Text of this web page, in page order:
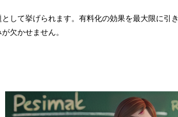
として挙げられます。有料化の効果を最大限に引
欠かせません。